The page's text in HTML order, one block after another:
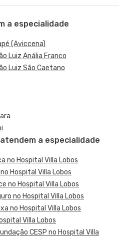
a especialidade
(Aviccena)
Luiz Anália Franco
Luiz São Caetano
a especialidade
no Hospital Villa Lobos
Hospital Villa Lobos
no Hospital Villa Lobos
no Hospital Villa Lobos
no Hospital Villa Lobos
Villa Lobos
CESP no Hospital Villa